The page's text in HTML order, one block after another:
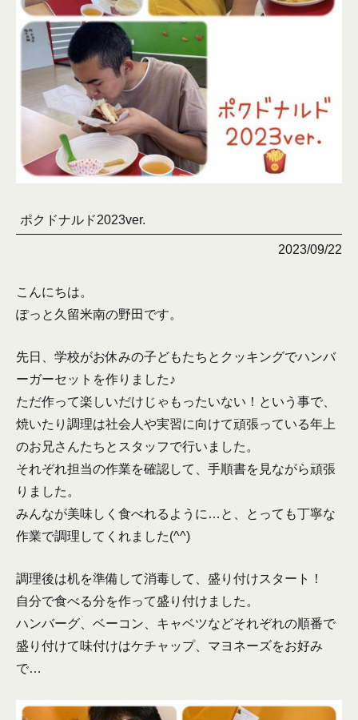
ポクドナルド2023ver.
2023/09/22
こんにちは。
ぽっと久留米南の野田です。
先日、学校がお休みの子どもたちとクッキングでハンバ
ーガーセットを作りました♪
ただ作って楽しいだけじゃもったいない！という事で、
焼いたり調理は社会人や実習に向けて頑張っている年上
のお兄さんたちとスタッフで行いました。
それぞれ担当の作業を確認して、手順書を見ながら頑張
りました。
みんなが美味しく食べれるように…と、とっても丁寧な
作業で調理してくれました(^^)
調理後は机を準備して消毒して、盛り付けスタート！
自分で食べる分を作って盛り付けました。
ハンバーグ、ベーコン、キャベツなどそれぞれの順番で
盛り付けて味付けはケチャップ、マヨネーズをお好み
で…